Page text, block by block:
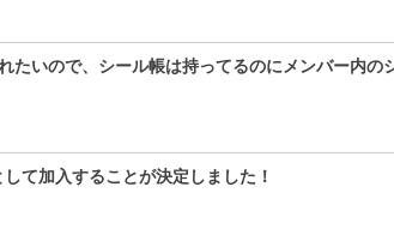
たいので、シール帳は持ってるのにメンバー内
て加入することが決定しました！